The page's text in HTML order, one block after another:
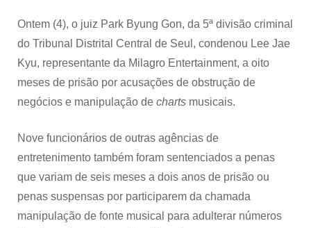
cantor
Young
Tak
condenado
à
de
prisão
manipulação
de
charts
Ontem (4), o juiz Park Byung Gon, da 5ª divisão criminal
do Tribunal Distrital Central de Seul, condenou Lee Jae
Kyu, representante da Milagro Entertainment, a oito
meses de prisão por acusações de obstrução de
negócios e manipulação de charts musicais.
Nove funcionários de outras agências de
entretenimento também foram sentenciados a penas
que variam de seis meses a dois anos de prisão ou
penas suspensas por participarem da chamada
manipulação de fonte musical para adulterar números